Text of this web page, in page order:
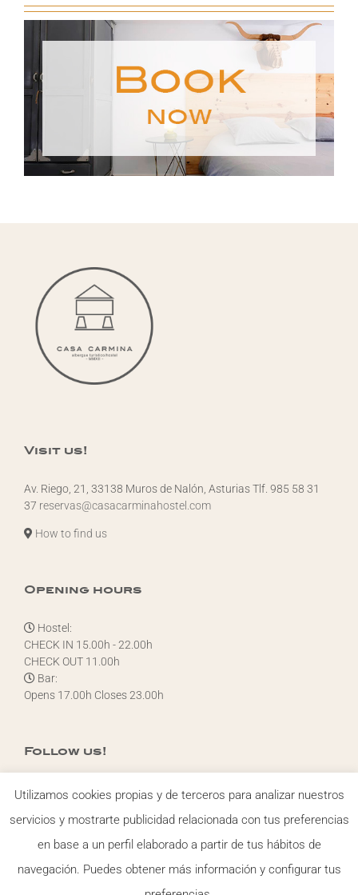
Visit us!
Av. Riego, 21, 33138 Muros de Nalón, Asturias Tlf. 985 58 31
37 reservas@casacarminahostel.com
How to find us
Opening hours
Hostel:
CHECK IN 15.00h - 22.00h
CHECK OUT 11.00h
Bar:
Opens 17.00h Closes 23.00h
Follow us!
2026 Casa carmina Hostel S.L. |
Utilizamos cookies propias y de terceros para analizar nuestros
servicios y mostrarte publicidad relacionada con tus preferencias
en base a un perfil elaborado a partir de tus hábitos de
navegación. Puedes obtener más información y configurar tus